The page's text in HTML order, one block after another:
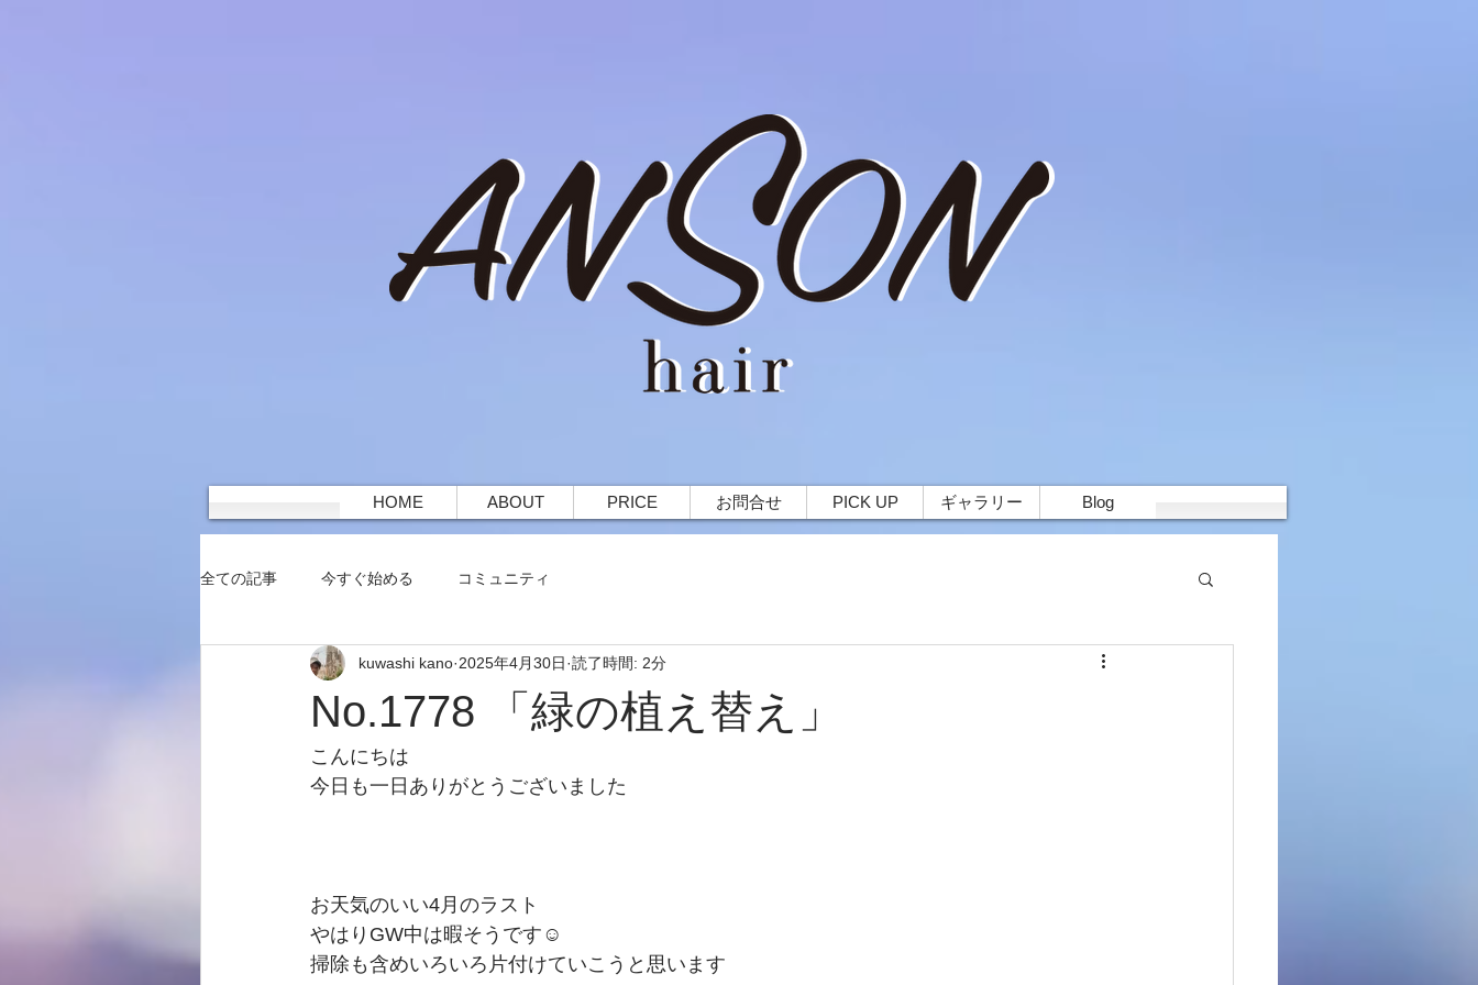
HOME ABOUT PRICE お問合せ PICK UP ギャラリー Blog
全ての記事 今すぐ始める コミュニティ
No.1778 「緑の植え替え」
kuwashi kano 2025年4月30日 読了時間: 2分
こんにちは
今日も一日ありがとうございました
お天気のいい4月のラスト
やはりGW中は暇そうです☺
掃除も含めいろいろ片付けていこうと思います